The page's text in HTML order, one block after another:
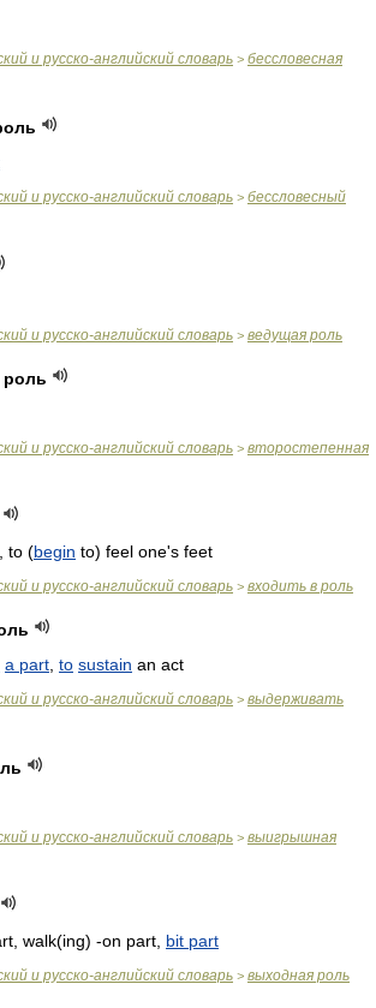
и русско-английский словарь > бессловесная
и русско-английский словарь > бессловесный
и русско-английский словарь > ведущая роль
роль
и русско-английский словарь > второстепенная
to (begin to) feel one's feet
и русско-английский словарь > входить в роль
a part to sustain an act
и русско-английский словарь > выдерживать
и русско-английский словарь > выигрышная
walk(ing) -on part, bit part
и русско-английский словарь > выходная роль